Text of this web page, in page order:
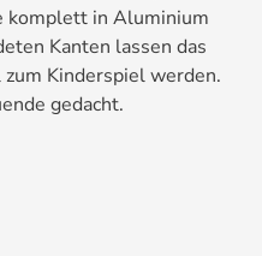
komplett in Aluminium
Kanten lassen das
Kinderspiel werden.
gedacht.